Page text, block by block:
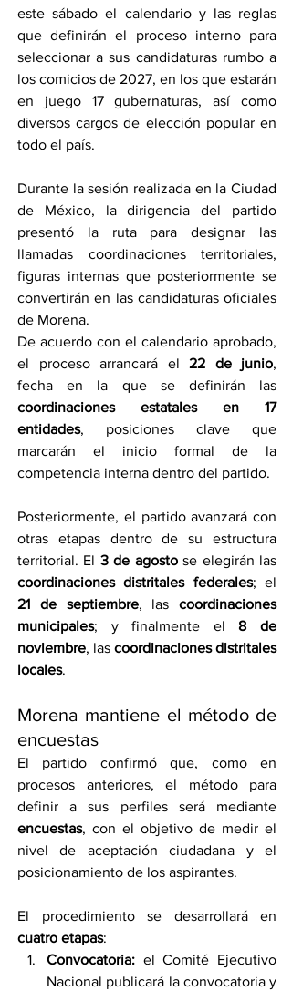
este sábado el calendario y las reglas
que definirán el proceso interno para
seleccionar a sus candidaturas rumbo a
los comicios de 2027, en los que estarán
en juego 17 gubernaturas, así como
diversos cargos de elección popular en
todo el país.
Durante la sesión realizada en la Ciudad
de México, la dirigencia del partido
presentó la ruta para designar las
llamadas coordinaciones territoriales,
figuras internas que posteriormente se
convertirán en las candidaturas oficiales
de Morena.
De acuerdo con el calendario aprobado,
el proceso arrancará el 22 de junio,
coordinaciones estatales en 17
entidades, posiciones clave que
marcarán el inicio formal de la
competencia interna dentro del partido.
Posteriormente, el partido avanzará con
otras etapas dentro de su estructura
territorial. El 3 de agosto
coordinaciones distritales federales
21 de septiembre, las coordinaciones
municipales; y finalmente el 8 de
noviembre, las coordinaciones distritales
locales.
Morena mantiene el método de
encuestas
El partido confirmó que, como en
procesos anteriores, el método para
encuestas, con el objetivo de medir el
nivel de aceptación ciudadana y el
posicionamiento de los aspirantes.
cuatro etapas:
Convocatoria: el Comité Ejecutivo
Nacional publicará la convocatoria y